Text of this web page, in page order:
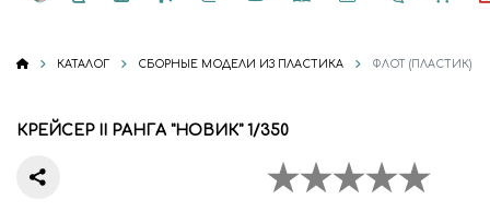
КАТАЛОГ СБОРНЫЕ МОДЕЛИ ИЗ ПЛАСТИКА ФЛОТ (ПЛАСТИК)
КРЕЙСЕР II РАНГА "НОВИК" 1/350